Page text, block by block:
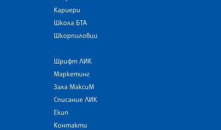
Кариери
Школа БТА
Шкорпиловци
Шрифт ЛИК
Маркетинг
Зала МаксиМ
Списание ЛИК
Екип
Контакти